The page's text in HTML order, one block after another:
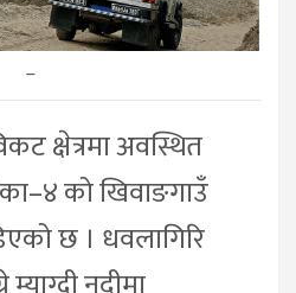
–
क्षेत्रमा अवस्थित
को खिवाङगाउँ
छ । धवलागिरि